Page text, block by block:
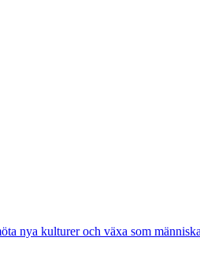
nya kulturer och växa som